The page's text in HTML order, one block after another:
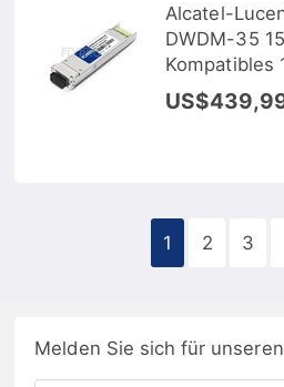
Alcatel-
DWDM-35
Kompatibles
Transceiver
1 2 3
Melden Sie sich für